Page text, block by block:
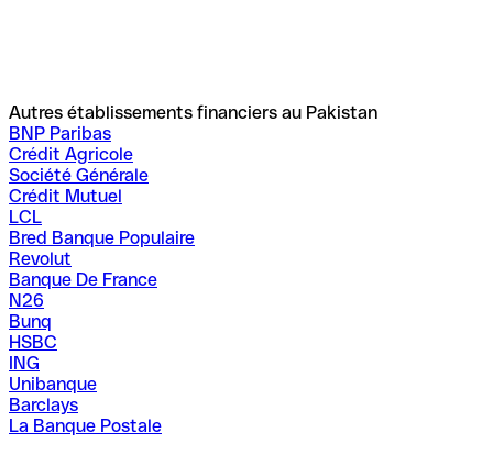
Autres établissements financiers au Pakistan
BNP Paribas
Crédit Agricole
Société Générale
Crédit Mutuel
LCL
Bred Banque Populaire
Revolut
Banque De France
N26
Bunq
HSBC
ING
Unibanque
Barclays
La Banque Postale